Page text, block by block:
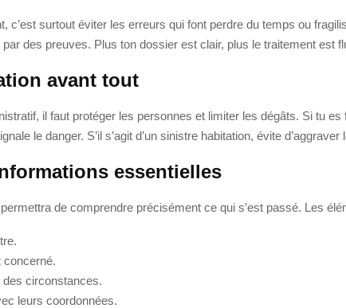
c’est surtout éviter les erreurs qui font perdre du temps ou
des preuves. Plus ton dossier est clair, plus le traitement est
avant tout
il faut protéger les personnes et limiter les dégâts. Si tu
le danger. S’il s’agit d’un sinistre habitation, évite
essentielles
de comprendre précisément ce qui s’est passé. Les
concerné.
des circonstances.
leurs coordonnées.